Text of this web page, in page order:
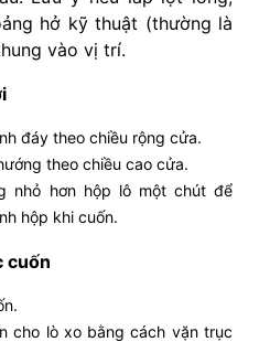
hở kỹ thuật (thường là
vào vị trí.
đáy theo chiều rộng cửa.
theo chiều cao cửa.
nhỏ hơn hộp lô một chút để
hộp khi cuốn.
cuốn
cho lò xo bằng cách vặn trục